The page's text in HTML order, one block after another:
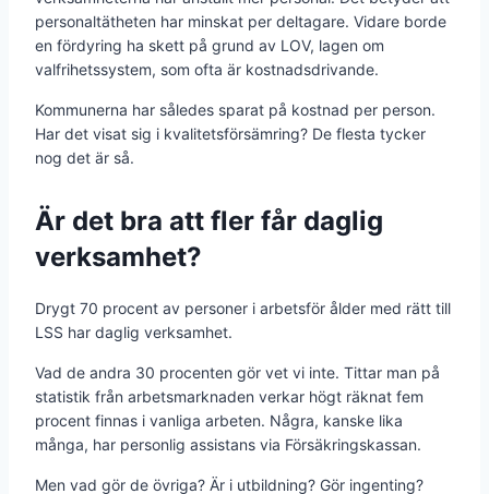
personaltätheten har minskat per deltagare. Vidare borde
en fördyring ha skett på grund av LOV, lagen om
valfrihetssystem, som ofta är kostnadsdrivande.
Kommunerna har således sparat på kostnad per person.
Har det visat sig i kvalitetsförsämring? De flesta tycker
nog det är så.
Är det bra att fler får daglig
verksamhet?
Drygt 70 procent av personer i arbetsför ålder med rätt till
LSS har daglig verksamhet.
Vad de andra 30 procenten gör vet vi inte. Tittar man på
statistik från arbetsmarknaden verkar högt räknat fem
procent finnas i vanliga arbeten. Några, kanske lika
många, har personlig assistans via Försäkringskassan.
Men vad gör de övriga? Är i utbildning? Gör ingenting?